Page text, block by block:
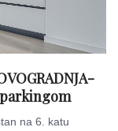
na 6. katu